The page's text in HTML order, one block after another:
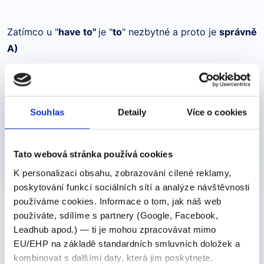
Souhlas Detaily Více o cookies
Tato webová stránka používá cookies
K personalizaci obsahu, zobrazování cílené reklamy,
poskytování funkcí sociálních sítí a analýze návštěvnosti
používáme cookies. Informace o tom, jak náš web
používáte, sdílíme s partnery (Google, Facebook,
Leadhub apod.) — ti je mohou zpracovávat mimo
EU/EHP na základě standardních smluvních doložek a
kombinovat s dalšími daty, která jim poskytnete.
Zatímco u "have to" je "to" nezbytné a proto je správně
A)
Produkty, kde výraz nebo frázi učíme
Pro všechny
Didaktický test z angličtiny –
0 Kč
Další výrazy nebo fráze v této kategorii našeho
slovníku
other signs